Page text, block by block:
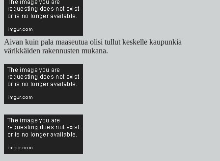
Aivan kuin pala maaseutua olisi tullut keskelle kaupunkia
värikkäiden rakennusten mukana.